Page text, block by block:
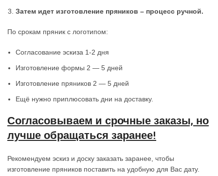
Затем идет изготовление пряников – процесс ручной.
По срокам пряник с логотипом:
Согласование эскиза 1-2 дня
Изготовление формы 2 — 5 дней
Изготовление пряников 2 — 5 дней
Ещё нужно приплюсовать дни на доставку.
Согласовываем и срочные заказы, но
лучше обращаться заранее!
Рекомендуем эскиз и доску заказать заранее, чтобы
изготовление пряников поставить на удобную для Вас дату.